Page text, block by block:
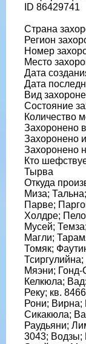
ID 86429741
Страна
Регион
Номер
Место
Дата
Дата
Вид
Состояние
Количество
Захоронено
Захоронено
Захоронено
Кто
Тырва
Откуда
Миза;
Парве;
Холдре;
Мусей;
Магли;
Томяк;
Мяэни; Гонд-
Келкюла;
Реку; кв.
Рони; Вирна;
Сикакюла;
Раудьяни;
3043; Водзы;